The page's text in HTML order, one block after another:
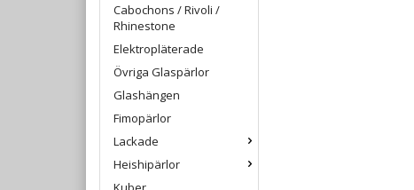
Cabochons / Rivoli /
Rhinestone
Elektropläterade
Övriga Glaspärlor
Glashängen
Fimopärlor
Lackade
Heishipärlor